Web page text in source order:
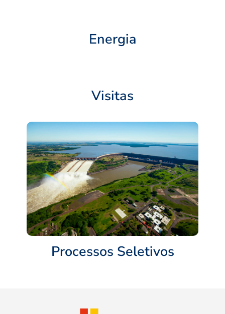
Energia
Visitas
Processos Seletivos